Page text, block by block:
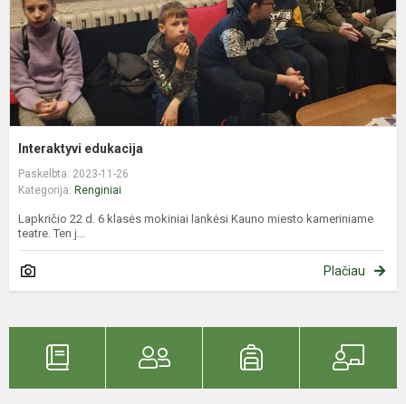
Interaktyvi edukacija
Paskelbta: 2023-11-26
Kategorija: Renginiai
Lapkričio 22 d. 6 klasės mokiniai lankėsi Kauno miesto kameriniame
teatre. Ten j...
Plačiau